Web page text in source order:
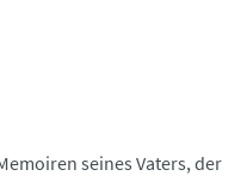
seines Vaters, der